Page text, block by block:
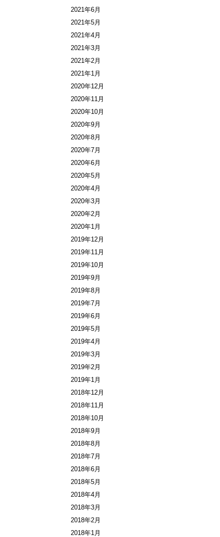
2021年6月
2021年5月
2021年4月
2021年3月
2021年2月
2021年1月
2020年12月
2020年11月
2020年10月
2020年9月
2020年8月
2020年7月
2020年6月
2020年5月
2020年4月
2020年3月
2020年2月
2020年1月
2019年12月
2019年11月
2019年10月
2019年9月
2019年8月
2019年7月
2019年6月
2019年5月
2019年4月
2019年3月
2019年2月
2019年1月
2018年12月
2018年11月
2018年10月
2018年9月
2018年8月
2018年7月
2018年6月
2018年5月
2018年4月
2018年3月
2018年2月
2018年1月